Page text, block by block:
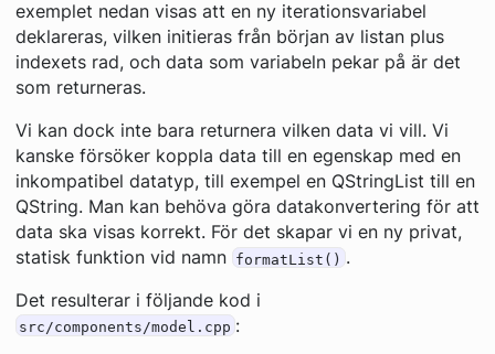
exemplet nedan visas att en ny iterationsvariabel
deklareras, vilken initieras från början av listan plus
indexets rad, och data som variabeln pekar på är det
som returneras.
Vi kan dock inte bara returnera vilken data vi vill. Vi
kanske försöker koppla data till en egenskap med en
inkompatibel datatyp, till exempel en QStringList till en
QString. Man kan behöva göra datakonvertering för att
data ska visas korrekt. För det skapar vi en ny privat,
statisk funktion vid namn formatList() .
Det resulterar i följande kod i
src/components/model.cpp :